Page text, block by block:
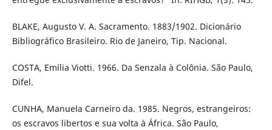
BLAKE, Augusto V. A. Sacramento. 1883/1902. Dicionário
Bibliográfico Brasileiro. Rio de Janeiro, Tip. Nacional.
COSTA, Emília Viotti. 1966. Da Senzala à Colônia. São Paulo,
Difel.
CUNHA, Manuela Carneiro da. 1985. Negros, estrangeiros:
os escravos libertos e sua volta à África. São Paulo,